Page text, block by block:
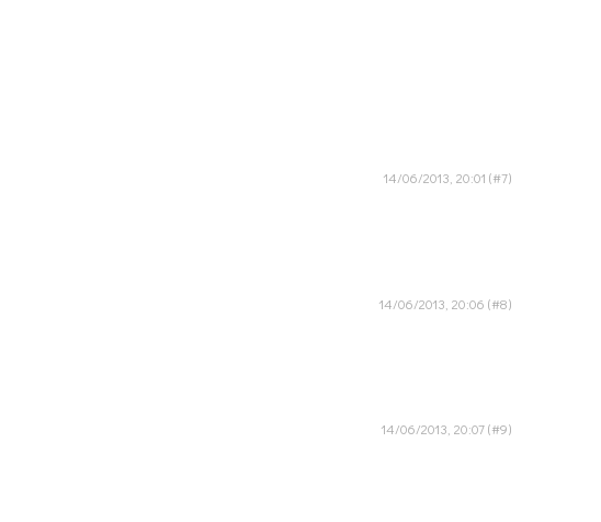
14/06/2013, 20:01
14/06/2013, 20:06
14/06/2013, 20:07